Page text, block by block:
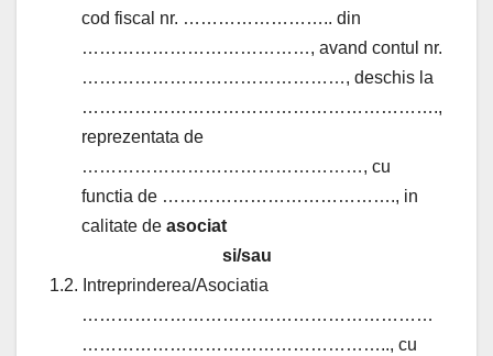
cod fiscal nr. …………………….. din
…………………………………, avand contul nr.
………………………………………, deschis la
…………………………………………………….,
reprezentata de
…………………………………………, cu
functia de …………………………………., in
calitate de asociat
si/sau
1.2. Intreprinderea/Asociatia
……………………………………………………
…………………………………………….., cu